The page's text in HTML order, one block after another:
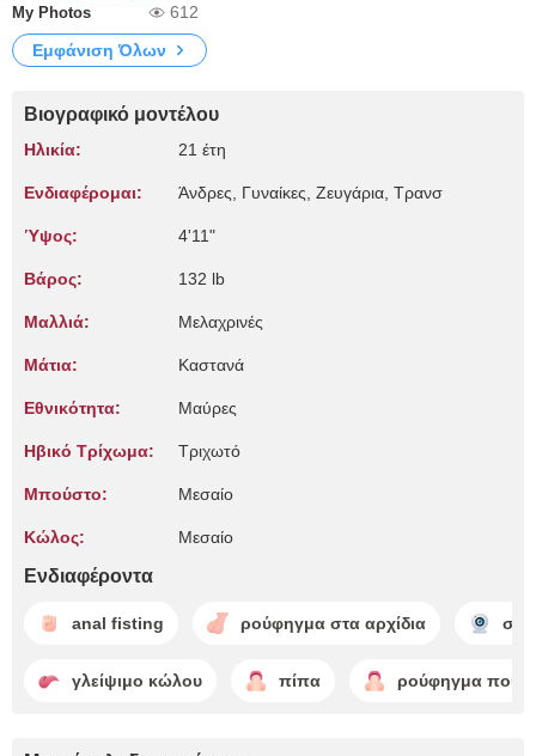
My Photos
612
Εμφάνιση Όλων
Βιογραφικό μοντέλου
Ηλικία: 21 έτη
Ενδιαφέρομαι: Άνδρες, Γυναίκες, Zευγάρια, Τρανσ
Ύψος: 4'11"
Βάρος: 132 lb
Μαλλιά: Μελαχρινές
Μάτια: Καστανά
Εθνικότητα: Μαύρες
Ηβικό Τρίχωμα: Τριχωτό
Μπούστο: Μεσαίο
Κώλος: Μεσαίο
Ενδιαφέροντα
anal fisting ρούφηγμα στα αρχίδια
γλείψιμο κώλου πίπα ρούφηγμα